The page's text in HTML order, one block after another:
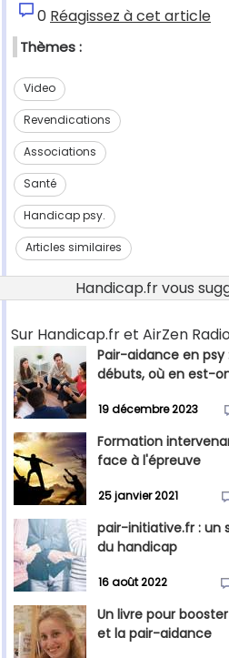
0 Réagissez à cet article
Thèmes :
Video
Revendications
Associations
Santé
Handicap psy.
Articles similaires
Handicap.fr vous
Sur Handicap.fr et AirZen
Pair-aidance en psy
débuts, où en est-
19 décembre 2023
Formation
face à l'épreuve
25 janvier 2021
pair-initiative.fr : un
du handicap
16 août 2022
Un livre pour
et la pair-aidance